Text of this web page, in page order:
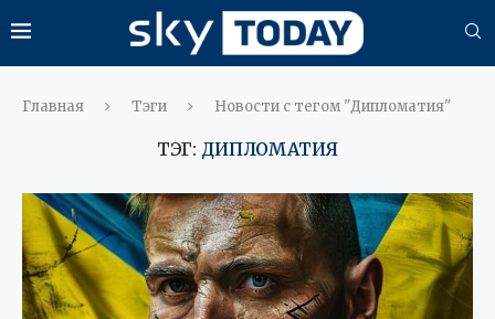
Главная Тэги Новости с тегом "Дипломатия"
ТЭГ: ДИПЛОМАТИЯ